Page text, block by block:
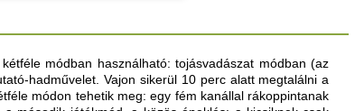
módban használható: tojásvadászat módban (az
hadművelet. Vajon sikerül 10 perc alatt megtalálni a
módon tehetik meg: egy fém kanállal rákoppintanak